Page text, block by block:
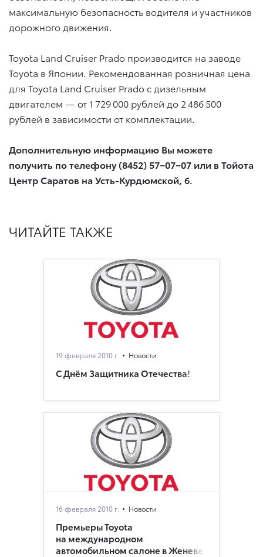
максимальную безопасность водителя и участников
дорожного движения.
Toyota Land Cruiser Prado производится на заводе
Toyota в Японии. Рекомендованная розничная цена
для Toyota Land Cruiser Prado с дизельным
двигателем — от 1 729 000 рублей до 2 486 500
рублей в зависимости от комплектации.
Дополнительную информацию Вы можете
получить по телефону (8452) 57−07−07 или в Тойота
Центр Саратов на Усть-Курдюмской, 6.
ЧИТАЙТЕ ТАКЖЕ
19 февраля 2010 г. Новости
С Днём Защитника Отечества!
16 февраля 2010 г. Новости
Премьеры Toyota
на международном
автомобильном салоне в Женеве